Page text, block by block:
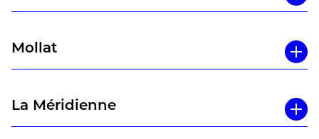
Mollat
La Méridienne